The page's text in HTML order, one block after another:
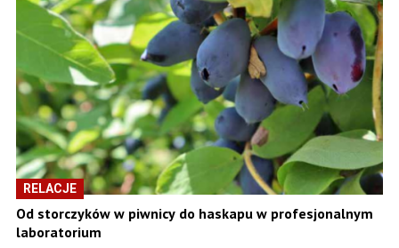
RELACJE
Od storczyków w piwnicy do haskapu w profesjonalnym
laboratorium